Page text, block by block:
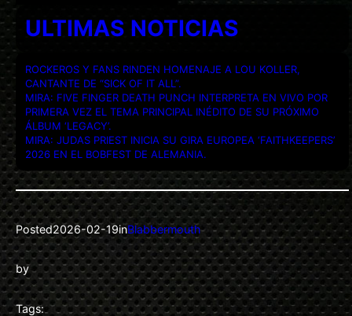
ULTIMAS NOTICIAS
ROCKEROS Y FANS RINDEN HOMENAJE A LOU KOLLER,
CANTANTE DE “SICK OF IT ALL”.
MIRA: FIVE FINGER DEATH PUNCH INTERPRETA EN VIVO POR
PRIMERA VEZ EL TEMA PRINCIPAL INÉDITO DE SU PRÓXIMO
ÁLBUM ‘LEGACY’.
MIRA: JUDAS PRIEST INICIA SU GIRA EUROPEA ‘FAITHKEEPERS’
2026 EN EL BOBFEST DE ALEMANIA.
Posted2026-02-19inBlabbermouth
by
Tags: